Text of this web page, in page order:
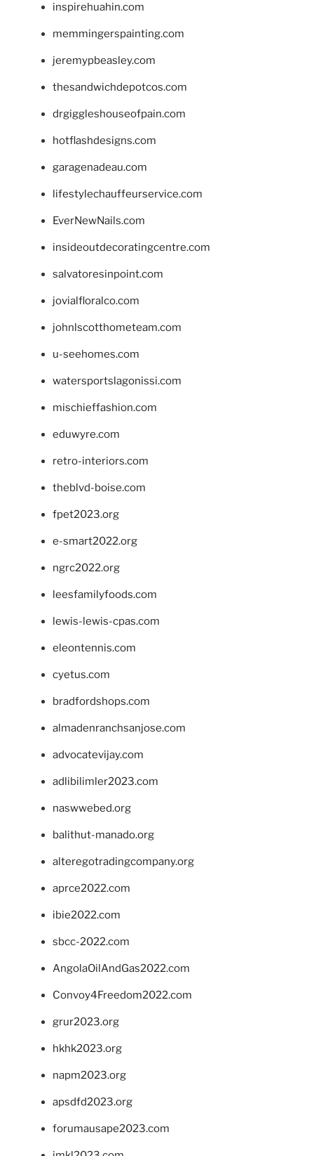
inspirehuahin.com
memmingerspainting.com
jeremypbeasley.com
thesandwichdepotcos.com
drgiggleshouseofpain.com
hotflashdesigns.com
garagenadeau.com
lifestylechauffeurservice.com
EverNewNails.com
insideoutdecoratingcentre.com
salvatoresinpoint.com
jovialfloralco.com
johnlscotthometeam.com
u-seehomes.com
watersportslagonissi.com
mischieffashion.com
eduwyre.com
retro-interiors.com
theblvd-boise.com
fpet2023.org
e-smart2022.org
ngrc2022.org
leesfamilyfoods.com
lewis-lewis-cpas.com
eleontennis.com
cyetus.com
bradfordshops.com
almadenranchsanjose.com
advocatevijay.com
adlibilimler2023.com
naswwebed.org
balithut-manado.org
alteregotradingcompany.org
aprce2022.com
ibie2022.com
sbcc-2022.com
AngolaOilAndGas2022.com
Convoy4Freedom2022.com
grur2023.org
hkhk2023.org
napm2023.org
apsdfd2023.org
forumausape2023.com